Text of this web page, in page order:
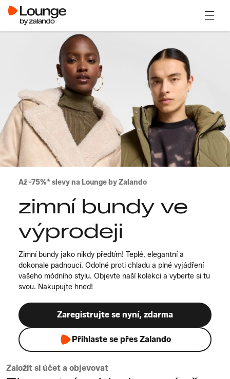
Až -75%* slevy na Lounge by Zalando
zimní bundy ve
výprodeji
Zimní bundy jako nikdy předtím! Teplé, elegantní a
dokonale padnoucí. Odolné proti chladu a plné vyjádření
vašeho módního stylu. Objevte naší kolekci a vyberte si tu
svou. Nakupujte hned!
Zaregistrujte se nyní, zdarma
Přihlaste se přes Zalando
Založit si účet a objevovat